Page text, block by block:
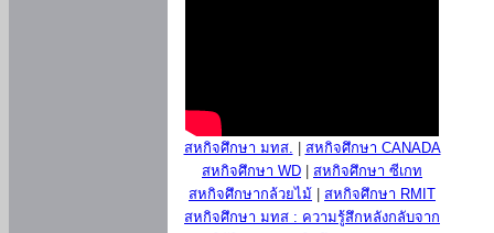
สหกิจศึกษา มทส.
สหกิจศึกษา CANADA
สหกิจศึกษา WD
สหกิจศึกษา ซีเกท
สหกิจศึกษากล้วยไม้
สหกิจศึกษา RMIT
สหกิจศึกษา มทส : ความรู้สึกหลังกลับจาก